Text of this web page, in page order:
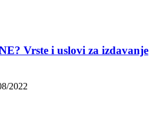
Vrste i uslovi za izdavanje
2022